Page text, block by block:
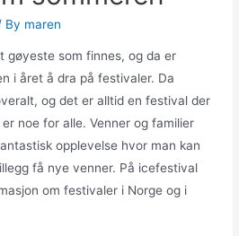
By maren
gøyeste som finnes, og da er
i året å dra på festivaler. Da
og det er alltid en festival der
noe for alle. Venner og familier
opplevelse hvor man kan
få nye venner. På icefestival
om festivaler i Norge og i